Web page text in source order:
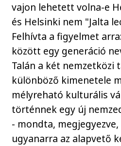
vajon lehetett volna-e
és Helsinki nem "Jalta
Felhívta a figyelmet
között egy generáció
Talán a két nemzetközi
különböző kimenetele
mélyreható kulturális
történnek egy új
- mondta,
ugyanarra az alapvető